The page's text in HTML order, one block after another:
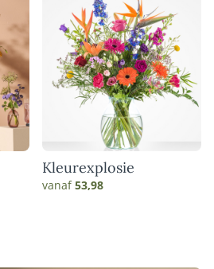
Kleurexplosie
vanaf53,98